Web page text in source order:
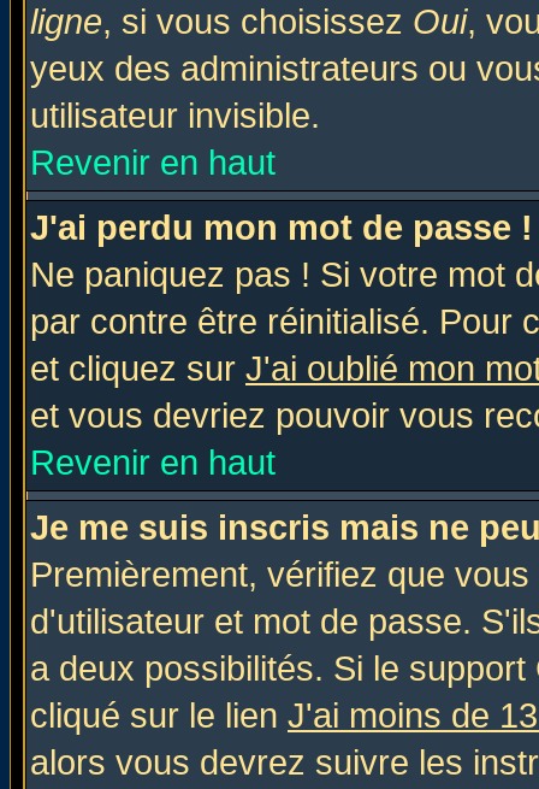
ligne, si vous choisissez Oui,
yeux des administrateurs ou
utilisateur invisible.
Revenir en haut
J'ai perdu mon mot de passe !
Ne paniquez pas ! Si votre mot
par contre être réinitialisé. Pour
et cliquez sur J'ai oublié mon
et vous devriez pouvoir vous
Revenir en haut
Je me suis inscris mais ne
Premièrement, vérifiez que
d'utilisateur et mot de passe.
a deux possibilités. Si le
cliqué sur le lien J'ai moins de
alors vous devrez suivre les